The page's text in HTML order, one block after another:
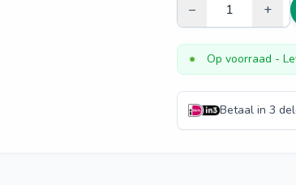
– +
Op voorraad -
Betaal in 3